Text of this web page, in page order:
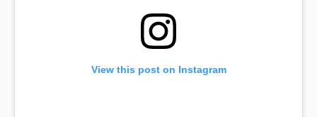
View this post on Instagram